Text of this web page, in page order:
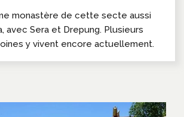
monastère de cette secte aussi
avec Sera et Drepung. Plusieurs
y vivent encore actuellement.